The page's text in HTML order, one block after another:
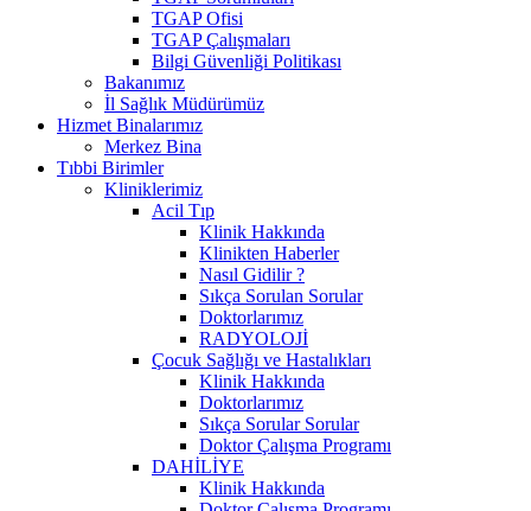
TGAP Ofisi
TGAP Çalışmaları
Bilgi Güvenliği Politikası
Bakanımız
İl Sağlık Müdürümüz
Hizmet Binalarımız
Merkez Bina
Tıbbi Birimler
Kliniklerimiz
Acil Tıp
Klinik Hakkında
Klinikten Haberler
Nasıl Gidilir ?
Sıkça Sorulan Sorular
Doktorlarımız
RADYOLOJİ
Çocuk Sağlığı ve Hastalıkları
Klinik Hakkında
Doktorlarımız
Sıkça Sorular Sorular
Doktor Çalışma Programı
DAHİLİYE
Klinik Hakkında